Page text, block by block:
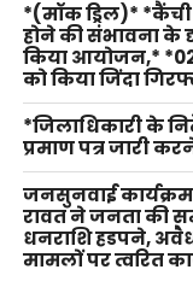
*(मॉक ड्रिल)*
होने की संभावना के
किया आयोजन,* *02
को किया जिंदा
*जिलाधिकारी के
प्रमाण पत्र जारी
जनसुनवाई
रावत ने जनता की
धनराशि हडपने,
मामलों पर त्वरित